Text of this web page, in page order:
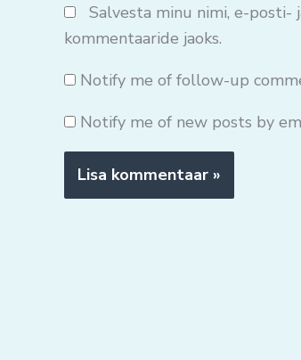
Salvesta minu nimi, e-posti-
kommentaaride jaoks.
Notify me of follow-up
Notify me of new posts by